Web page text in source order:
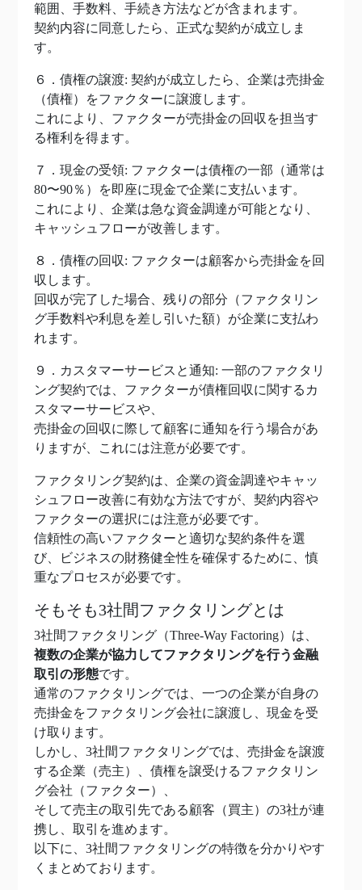
範囲、手数料、手続き方法などが含まれます。
契約内容に同意したら、正式な契約が成立しま
す。
６．債権の譲渡: 契約が成立したら、企業は売掛金
（債権）をファクターに譲渡します。
これにより、ファクターが売掛金の回収を担当す
る権利を得ます。
７．現金の受領: ファクターは債権の一部（通常は
80〜90％）を即座に現金で企業に支払います。
これにより、企業は急な資金調達が可能となり、
キャッシュフローが改善します。
８．債権の回収: ファクターは顧客から売掛金を回
収します。
回収が完了した場合、残りの部分（ファクタリン
グ手数料や利息を差し引いた額）が企業に支払わ
れます。
９．カスタマーサービスと通知: 一部のファクタリ
ング契約では、ファクターが債権回収に関するカ
スタマーサービスや、
売掛金の回収に際して顧客に通知を行う場合があ
りますが、これには注意が必要です。
ファクタリング契約は、企業の資金調達やキャッ
シュフロー改善に有効な方法ですが、契約内容や
ファクターの選択には注意が必要です。
信頼性の高いファクターと適切な契約条件を選
び、ビジネスの財務健全性を確保するために、慎
重なプロセスが必要です。
そもそも3社間ファクタリングとは
3社間ファクタリング（Three-Way Factoring）は、
複数の企業が協力してファクタリングを行う金融
取引の形態です。
通常のファクタリングでは、一つの企業が自身の
売掛金をファクタリング会社に譲渡し、現金を受
け取ります。
しかし、3社間ファクタリングでは、売掛金を譲渡
する企業（売主）、債権を譲受けるファクタリン
グ会社（ファクター）、
そして売主の取引先である顧客（買主）の3社が連
携し、取引を進めます。
以下に、3社間ファクタリングの特徴を分かりやす
くまとめております。